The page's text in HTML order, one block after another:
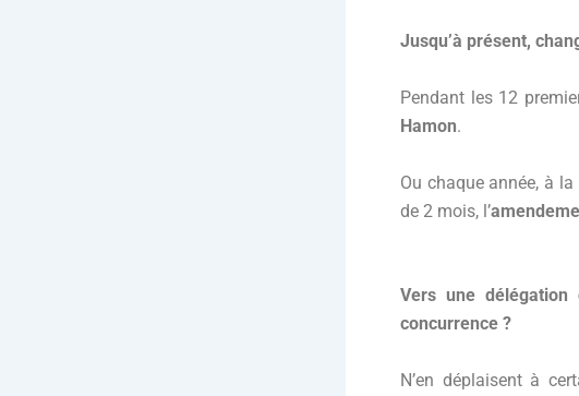
Jusqu’à présent,
Pendant les 12
Hamon.
Ou chaque année, à
de 2 mois, l’
Vers une délégation
concurrence ?
N’en déplaisent à